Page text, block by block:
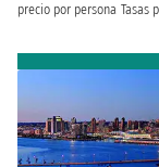
precio por persona Tasas